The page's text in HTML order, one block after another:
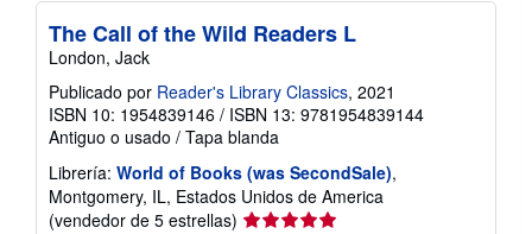
The Call of the Wild Readers L
London, Jack
Publicado por Reader's Library Classics, 2021
ISBN 10: 1954839146 / ISBN 13: 9781954839144
Antiguo o usado / Tapa blanda
Librería: World of Books (was SecondSale),
Montgomery, IL, Estados Unidos de America
(vendedor de 5 estrellas) Calificación